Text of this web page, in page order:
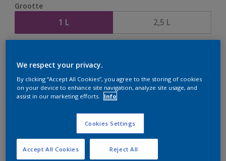
Grootte
1 L 2,5 L
er hard aan om de voorraad aan te vullen.
We respect your privacy.
By clicking “Accept All Cookies”, you agree to the storing of cookies
on your device to enhance site navigation, analyze site usage, and
assist in our marketing efforts.
Info
Cookies Settings
Reject All
Accept All Cookies